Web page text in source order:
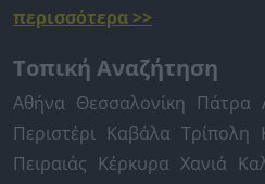
περισσότερα >>
Τοπική Αναζήτηση
Αθήνα Θεσσαλονίκη Πάτρα
Περιστέρι Καβάλα Τρίπολη
Πειραιάς Κέρκυρα Χανιά